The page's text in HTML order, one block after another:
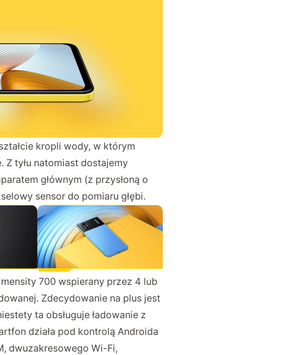
kropli wody, w którym
tyłu natomiast dostajemy
głównym (z przysłoną o
sensor do pomiaru głębi.
700 wspierany przez 4 lub
Zdecydowanie na plus jest
ta obsługuje ładowanie z
działa pod kontrolą Androida
dwuzakresowego Wi-Fi,